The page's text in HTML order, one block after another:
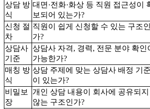
상담 방
식
대면·전화·화상 등 직원 접근성이
보되어 있는가?
신청 절
차
직원이 쉽게 신청할 수 있는 구조인
가?
상담사
기준
상담사 자격, 경력, 전문 분야 확인
가능한가?
매칭 방
식
상담 주제에 맞는 상담사 배정 기준
이 있는가?
비밀보
장
개인 상담 내용이 회사에 공유되지
않는 구조인가?